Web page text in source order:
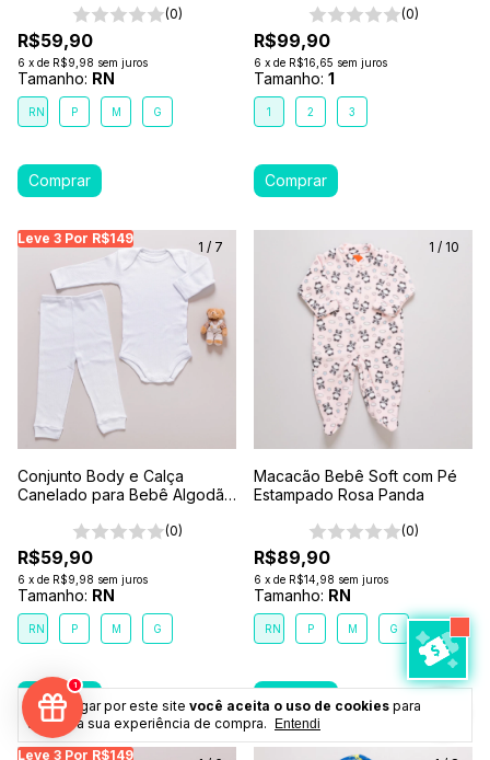
Ao navegar por este site você aceita o uso de cookies para
agilizar a sua experiência de compra.
Entendi
(0)
R$59,90
6 x de R$9,98 sem juros
Tamanho: RN
RN P M G
(0)
R$99,90
6 x de R$16,65 sem juros
Tamanho: 1
1 2 3
Leve 3 Por R$149
Leve 3 Por R$149 Leve
1 / 7
Conjunto Body e Calça
Canelado para Bebê Algodão
(0)
R$59,90
6 x de R$9,98 sem juros
Tamanho: RN
RN P M G
1 / 10
Macacão Bebê Soft com Pé
Estampado Rosa Panda
(0)
R$89,90
6 x de R$14,98 sem juros
Tamanho: RN
RN P M G
Leve 3 Por R$149
Leve 3 Por R$149 Leve 3 Por R$149 Leve
1